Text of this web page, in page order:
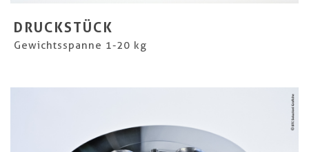
DRUCKSTÜCK
Gewichtsspanne 1-20 kg